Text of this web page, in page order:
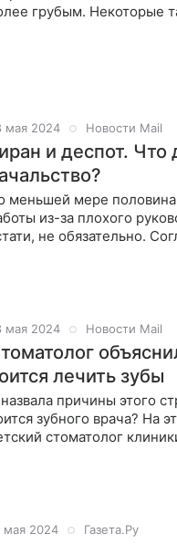
грубым. Некоторые
мая 2024 Новости Mail
и деспот. Что
меньшей мере половина
из-за плохого
не обязательно.
мая 2024 Новости Mail
лечить зубы
причины этого
зубного врача? На
стоматолог
мая 2024 Газета.Ру